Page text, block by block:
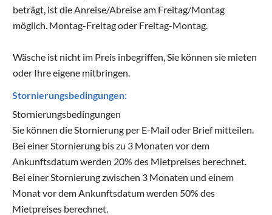
beträgt, ist die Anreise/Abreise am Freitag/Montag
möglich. Montag-Freitag oder Freitag-Montag.
Wäsche ist nicht im Preis inbegriffen, Sie können sie mieten
oder Ihre eigene mitbringen.
Stornierungsbedingungen:
Stornierungsbedingungen
Sie können die Stornierung per E-Mail oder Brief mitteilen.
Bei einer Stornierung bis zu 3 Monaten vor dem
Ankunftsdatum werden 20% des Mietpreises berechnet.
Bei einer Stornierung zwischen 3 Monaten und einem
Monat vor dem Ankunftsdatum werden 50% des
Mietpreises berechnet.